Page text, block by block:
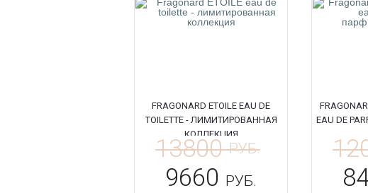
FRAGONARD ETOILE EAU DE
TOILETTE - ЛИМИТИРОВАННАЯ
КОЛЛЕКЦИЯ
13800РУБ.
9660 РУБ.
EAU DE